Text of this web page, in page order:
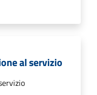
al servizio